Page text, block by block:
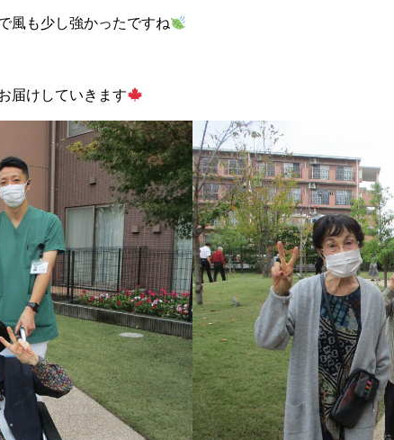
風も少し強かったですね
届けしていきます